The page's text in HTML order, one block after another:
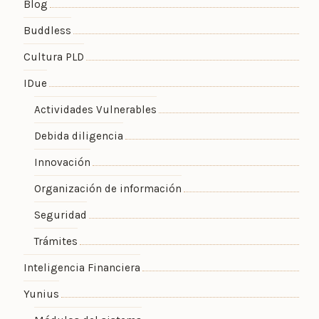
Blog
Buddless
Cultura PLD
IDue
Actividades Vulnerables
Debida diligencia
Innovación
Organización de información
Seguridad
Trámites
Inteligencia Financiera
Yunius